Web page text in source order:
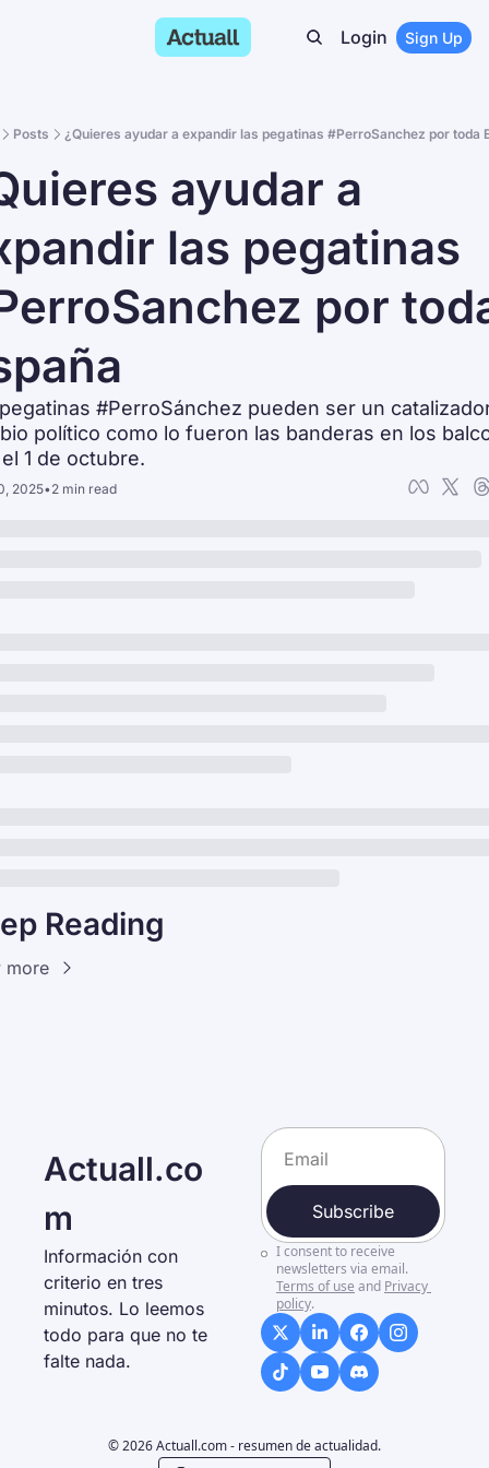
Login Sign Up
Posts ¿Quieres ayudar a expandir las pegatinas #PerroSanchez por toda
ayudar a
las pegatinas
por
#PerroSánchez pueden ser un
político como lo fueron las banderas en los
1 de octubre.
2025•2 min read
Reading
more
Actuall.co
m
Información con
criterio en tres
minutos. Lo leemos
todo para que no te
falte nada.
Subscribe
I consent to receive
newsletters via email.
Terms of use and Privacy
policy.
© 2026 Actuall.com - resumen de actualidad.